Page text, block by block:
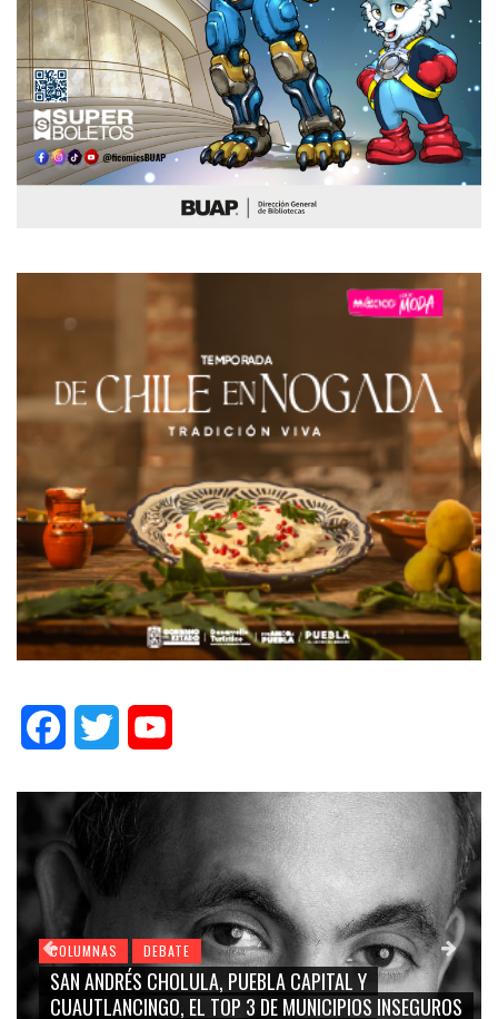
FacebookTwitter
CAPITAL Y
MUNICIPIOS INSEGUROS
COLUMNAS DEBATE
GRACE PALOMARES, NAY
CARMEN SALINAS “LA